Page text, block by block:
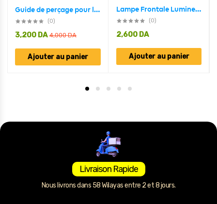
Guide de perçage pour les carrelages avec ventouse de base sous vide
(0)
4,000DA
3,200 DA
Ajouter au panier
Lampe Frontale Lumineuse Sans Fil Avec 4 Modes D’eclairages Et Avec Zoom BEETRO LA-294
(0)
2,600 DA
Ajouter au panier
Livraison Rapide
Nous livrons dans 58 Wilayas entre 2 et 8 jours.